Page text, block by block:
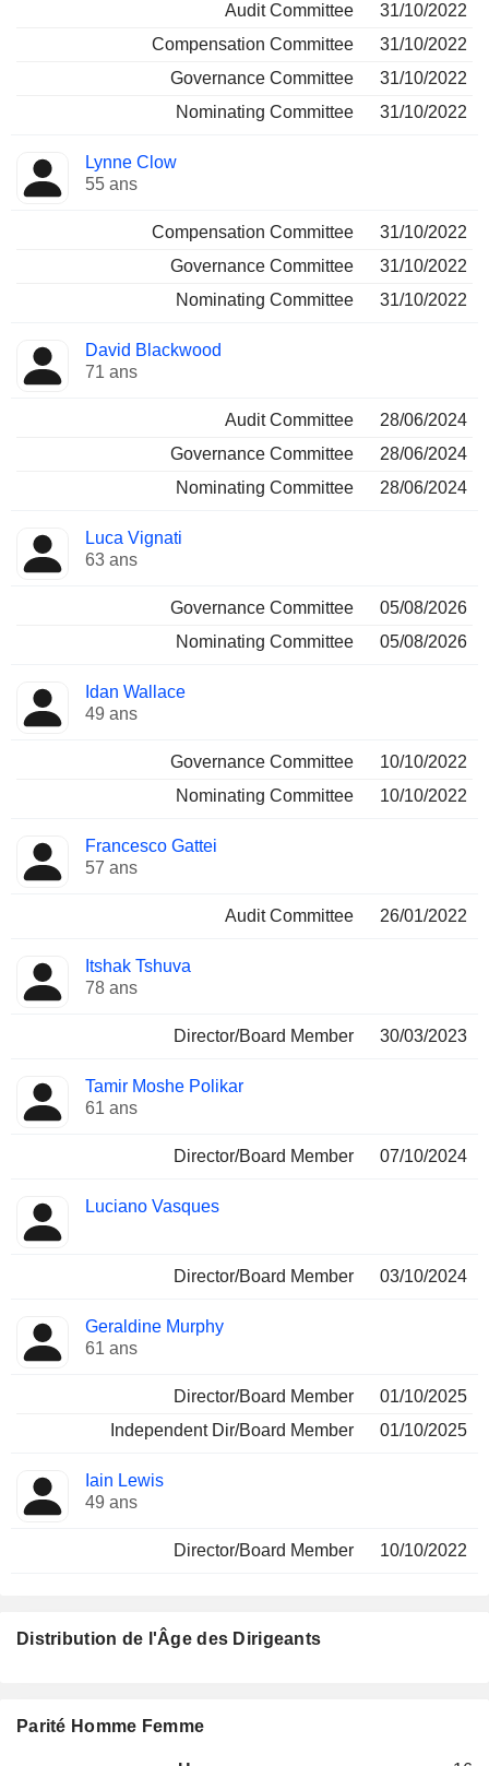
Audit Committee
31/10/2022
Compensation Committee
31/10/2022
Governance Committee
31/10/2022
Nominating Committee
31/10/2022
Lynne Clow
55 ans
Compensation Committee
31/10/2022
Governance Committee
31/10/2022
Nominating Committee
31/10/2022
David Blackwood
71 ans
Audit Committee
28/06/2024
Governance Committee
28/06/2024
Nominating Committee
28/06/2024
Luca Vignati
63 ans
Governance Committee
05/08/2026
Nominating Committee
05/08/2026
Idan Wallace
49 ans
Governance Committee
10/10/2022
Nominating Committee
10/10/2022
Francesco Gattei
57 ans
Audit Committee 26/01/2022
Itshak Tshuva
78 ans
Director/Board Member 30/03/2023
Tamir Moshe Polikar
61 ans
Director/Board Member 07/10/2024
Luciano Vasques
Director/Board Member 03/10/2024
Geraldine Murphy
61 ans
Director/Board Member
01/10/2025
Independent Dir/Board Member
01/10/2025
Iain Lewis
49 ans
Director/Board Member 10/10/2022
Distribution de l'Âge des Dirigeants
Parité Homme Femme